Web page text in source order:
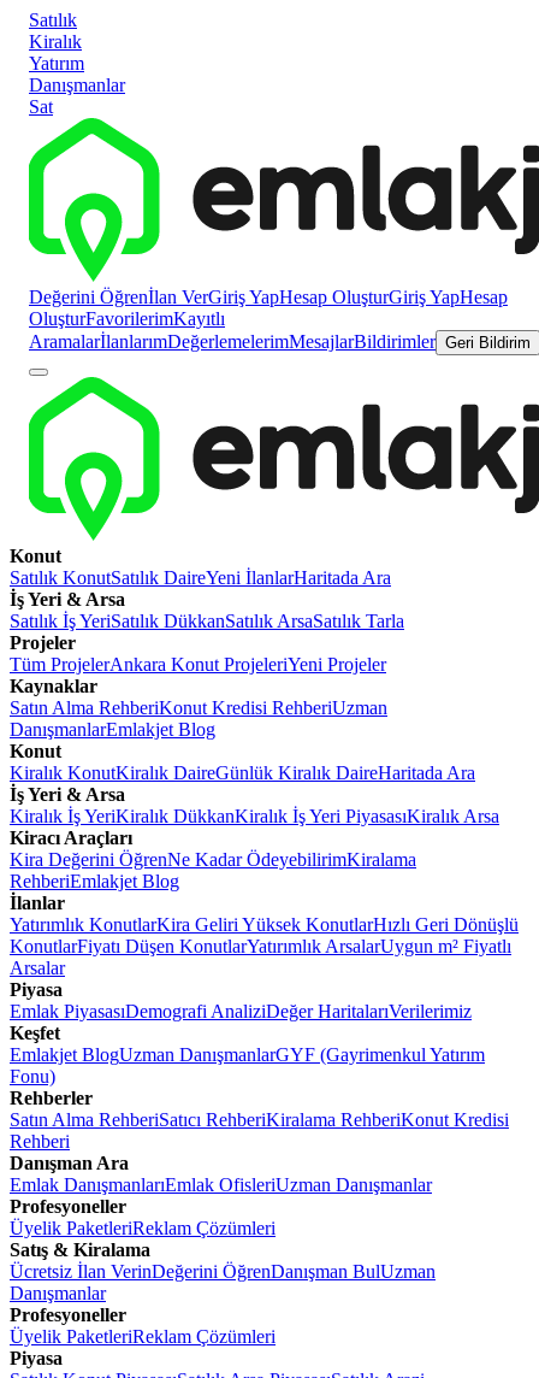
Satılık
Kiralık
Yatırım
Danışmanlar
Sat
Değerini Öğrenİlan VerGiriş YapHesap OluşturGiriş YapHesap
OluşturFavorilerimKayıtlı
AramalarİlanlarımDeğerlemelerimMesajlarBildirimler Geri Bildirim
Konut
Satılık KonutSatılık DaireYeni İlanlarHaritada Ara
İş Yeri & Arsa
Satılık İş YeriSatılık DükkanSatılık ArsaSatılık Tarla
Projeler
Tüm ProjelerAnkara Konut ProjeleriYeni Projeler
Kaynaklar
Satın Alma RehberiKonut Kredisi RehberiUzman
DanışmanlarEmlakjet Blog
Konut
Kiralık KonutKiralık DaireGünlük Kiralık DaireHaritada Ara
İş Yeri & Arsa
Kiralık İş YeriKiralık DükkanKiralık İş Yeri PiyasasıKiralık Arsa
Kiracı Araçları
Kira Değerini ÖğrenNe Kadar ÖdeyebilirimKiralama
RehberiEmlakjet Blog
İlanlar
Yatırımlık KonutlarKira Geliri Yüksek KonutlarHızlı Geri Dönüşlü
KonutlarFiyatı Düşen KonutlarYatırımlık ArsalarUygun m² Fiyatlı
Arsalar
Piyasa
Emlak PiyasasıDemografi AnaliziDeğer HaritalarıVerilerimiz
Keşfet
Emlakjet BlogUzman DanışmanlarGYF (Gayrimenkul Yatırım
Fonu)
Rehberler
Satın Alma RehberiSatıcı RehberiKiralama RehberiKonut Kredisi
Rehberi
Danışman Ara
Emlak DanışmanlarıEmlak OfisleriUzman Danışmanlar
Profesyoneller
Üyelik PaketleriReklam Çözümleri
Satış & Kiralama
Ücretsiz İlan VerinDeğerini ÖğrenDanışman BulUzman
Danışmanlar
Profesyoneller
Üyelik PaketleriReklam Çözümleri
Piyasa